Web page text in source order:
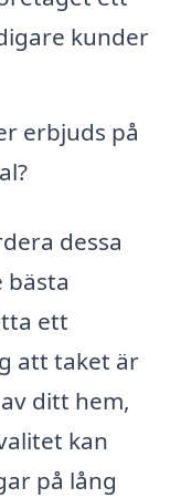
kunder
erbjuds på
dessa
bästa
ett
att taket är
ditt hem,
kan
på lång